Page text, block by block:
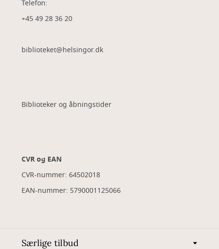
Telefon:
+45 49 28 36 20
biblioteket@helsingor.dk
Biblioteker og åbningstider
CVR og EAN
CVR-nummer: 64502018
EAN-nummer: 5790001125066
Særlige tilbud